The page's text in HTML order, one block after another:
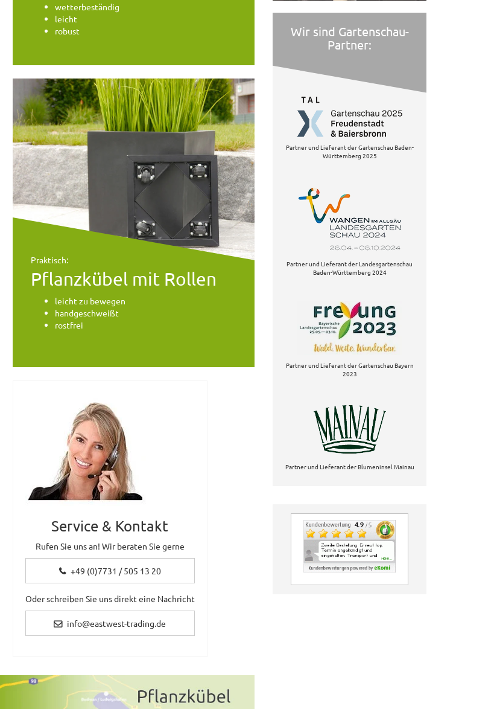
wetterbeständig
leicht
robust
Praktisch:
Pflanzkübel mit Rollen
leicht zu bewegen
handgeschweißt
rostfrei
Service & Kontakt
Rufen Sie uns an! Wir beraten Sie gerne
+49 (0)7731 / 505 13 20
Oder schreiben Sie uns direkt eine Nachricht
info@eastwest-trading.de
Wir sind Gartenschau-
Partner:
Partner und Lieferant der Gartenschau Baden-
Württemberg 2025
Partner und Lieferant der Landesgartenschau
Baden-Württemberg 2024
Partner und Lieferant der Gartenschau Bayern
2023
Partner und Lieferant der Blumeninsel Mainau